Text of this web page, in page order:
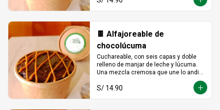
🍫 Alfajoreable de
chocolúcuma
Cuchareable, con seis capas y doble
relleno de manjar de leche y lúcuma.
Una mezcla cremosa que une lo andino
S/ 14.90